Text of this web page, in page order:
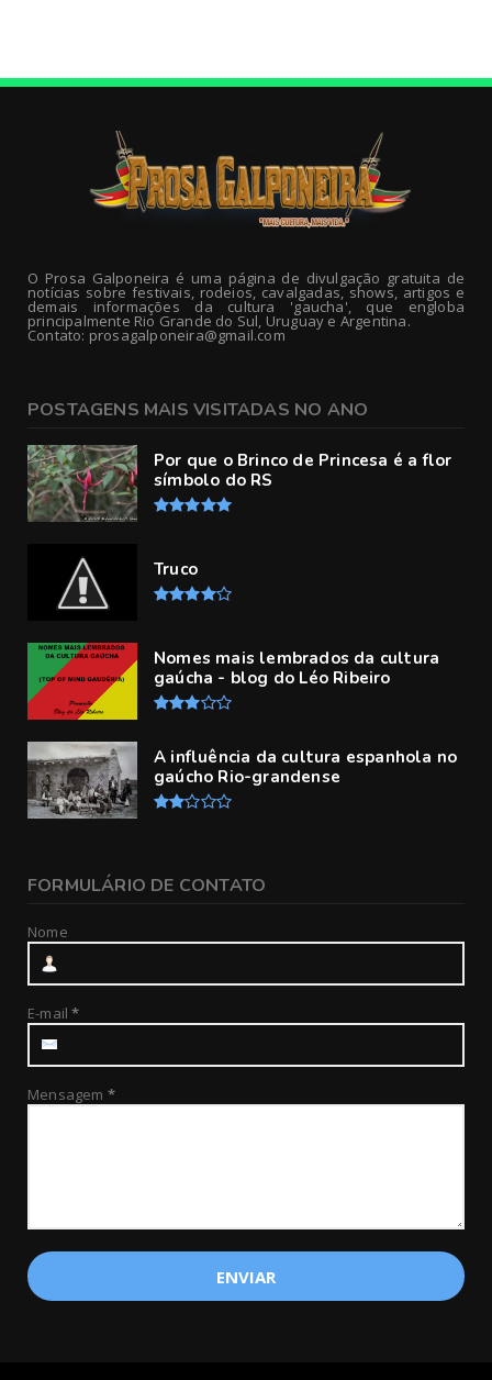
O Prosa Galponeira é uma página de divulgação gratuita de
notícias sobre festivais, rodeios, cavalgadas, shows, artigos e
demais informações da cultura 'gaucha', que engloba
principalmente Rio Grande do Sul, Uruguay e Argentina.
Contato: prosagalponeira@gmail.com
POSTAGENS MAIS VISITADAS NO ANO
Por que o Brinco de Princesa é a flor
símbolo do RS
Truco
Nomes mais lembrados da cultura
gaúcha - blog do Léo Ribeiro
A influência da cultura espanhola no
gaúcho Rio-grandense
FORMULÁRIO DE CONTATO
Nome
E-mail*
Mensagem *